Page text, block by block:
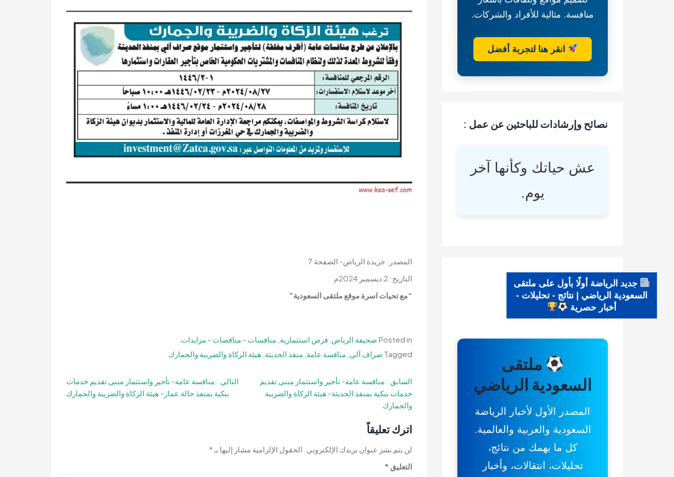
المصدر: جريدة الرياض- الصفحة 7
التاريخ: 2 ديسمبر 2024م
“مع تحيات اسرة موقع ملتقى السعودية”
Posted in صحيفة الرياض فرص استثمارية منافسات - مناقصات - مزايدات
Tagged صراف آلي منافسة عامة منفذ الحديثة هيئة الزكاة والضريبة والجمارك
تصفّح
المقالات
السابق : منافسة عامة- تأجير واستثمار مبنى تقديم
خدمات بنكية بمنفذ الحديثة- هيئة الزكاة والضريبة
والجمارك
التالي : منافسة عامة- تأجير واستثمار مبنى تقديم خدمات
بنكية بمنفذ حالة عمار- هيئة الزكاة والضريبة والجمارك
اترك تعليقاً
لن يتم نشر عنوان بريدك الإلكتروني. الحقول الإلزامية مشار إليها بـ *
التعليق *
منافسة. مثالية للأفراد والشركات.
انقر هنا لتجربة أفضل
نصائح وإرشادات للباحثين عن عمل :
عش حياتك وكأنها آخر
يوم.
جديد الرياضة أولًا بأول على ملتقى
السعودية الرياضي | نتائج - تحليلات -
أخبار حصرية
ملتقى
السعودية الرياضي
المصدر الأول لأخبار الرياضة
السعودية والعربية والعالمية.
كل ما يهمك من نتائج،
تحليلات، انتقالات، وأخبار